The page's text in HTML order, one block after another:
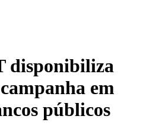
disponibiliza
em
públicos